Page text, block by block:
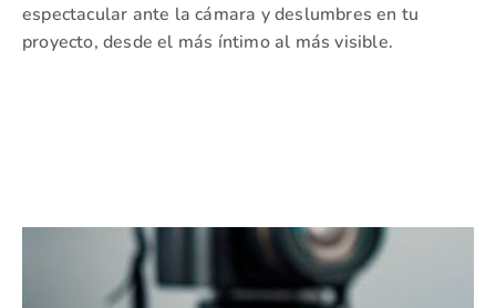
espectacular ante la cámara y deslumbres en tu
proyecto, desde el más íntimo al más visible.